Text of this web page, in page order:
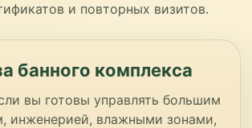
и повторных визитов.
банного комплекса
вы готовы управлять большим
инженерией, влажными зонами,